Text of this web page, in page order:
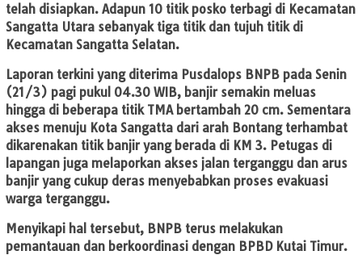
telah disiapkan. Adapun 10 titik posko terbagi di Kecamatan
Sangatta Utara sebanyak tiga titik dan tujuh titik di
Kecamatan Sangatta Selatan.
Laporan terkini yang diterima Pusdalops BNPB pada Senin
(21/3) pagi pukul 04.30 WIB, banjir semakin meluas
hingga di beberapa titik TMA bertambah 20 cm. Sementara
akses menuju Kota Sangatta dari arah Bontang terhambat
dikarenakan titik banjir yang berada di KM 3. Petugas di
lapangan juga melaporkan akses jalan terganggu dan arus
banjir yang cukup deras menyebabkan proses evakuasi
warga terganggu.
Menyikapi hal tersebut, BNPB terus melakukan
pemantauan dan berkoordinasi dengan BPBD Kutai Timur.